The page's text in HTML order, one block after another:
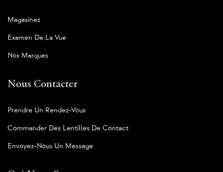
Magasinez
Examen De La Vue
Nos Marques
Nous Contacter
Prendre Un Rendez-Vous
Commander Des Lentilles De Contact
Envoyez-Nous Un Message